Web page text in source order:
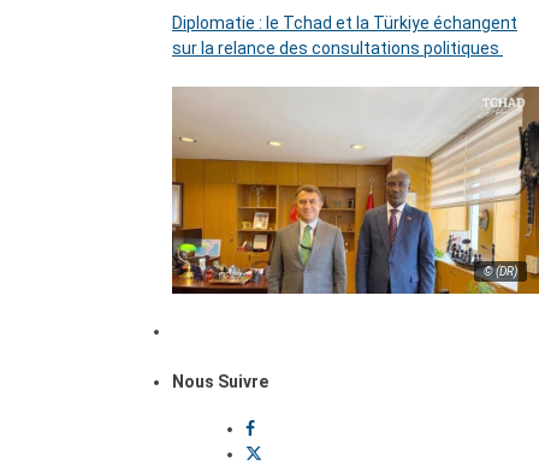
Diplomatie : le Tchad et la Türkiye échangent
sur la relance des consultations politiques
© (DR)
Nous Suivre